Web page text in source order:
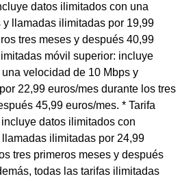
datos ilimitados con una
llamadas ilimitadas por 19,99
tres meses y después 40,99
móvil superior: incluye
velocidad de 10 Mbps y
22,99 euros/mes durante los tres
45,99 euros/mes. * Tarifa
datos ilimitados con
ilimitadas por 24,99
tres primeros meses y después
todas las tarifas ilimitadas